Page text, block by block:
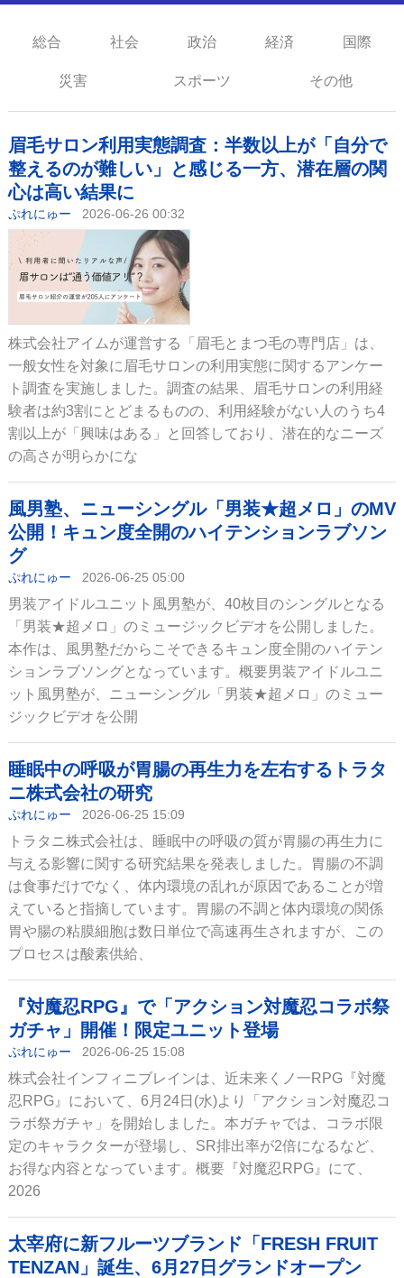
総合 社会 政治 経済 国際
災害 スポーツ その他
眉毛サロン利用実態調査：半数以上が「自分で
整えるのが難しい」と感じる一方、潜在層の関
心は高い結果に
ぷれにゅー 2026-06-26 00:32
株式会社アイムが運営する「眉毛とまつ毛の専門店」は、
一般女性を対象に眉毛サロンの利用実態に関するアンケー
ト調査を実施しました。調査の結果、眉毛サロンの利用経
験者は約3割にとどまるものの、利用経験がない人のうち4
割以上が「興味はある」と回答しており、潜在的なニーズ
の高さが明らかにな
風男塾、ニューシングル「男装★超メロ」のMV
公開！キュン度全開のハイテンションラブソン
グ
ぷれにゅー 2026-06-25 05:00
男装アイドルユニット風男塾が、40枚目のシングルとなる
「男装★超メロ」のミュージックビデオを公開しました。
本作は、風男塾だからこそできるキュン度全開のハイテン
ションラブソングとなっています。概要男装アイドルユニ
ット風男塾が、ニューシングル「男装★超メロ」のミュー
ジックビデオを公開
睡眠中の呼吸が胃腸の再生力を左右するトラタ
ニ株式会社の研究
ぷれにゅー 2026-06-25 15:09
トラタニ株式会社は、睡眠中の呼吸の質が胃腸の再生力に
与える影響に関する研究結果を発表しました。胃腸の不調
は食事だけでなく、体内環境の乱れが原因であることが増
えていると指摘しています。胃腸の不調と体内環境の関係
胃や腸の粘膜細胞は数日単位で高速再生されますが、この
プロセスは酸素供給、
『対魔忍RPG』で「アクション対魔忍コラボ祭
ガチャ」開催！限定ユニット登場
ぷれにゅー 2026-06-25 15:08
株式会社インフィニブレインは、近未来くノ一RPG『対魔
忍RPG』において、6月24日(水)より「アクション対魔忍コ
ラボ祭ガチャ」を開始しました。本ガチャでは、コラボ限
定のキャラクターが登場し、SR排出率が2倍になるなど、
お得な内容となっています。概要『対魔忍RPG』にて、
2026
太宰府に新フルーツブランド「FRESH FRUIT
TENZAN」誕生、6月27日グランドオープン